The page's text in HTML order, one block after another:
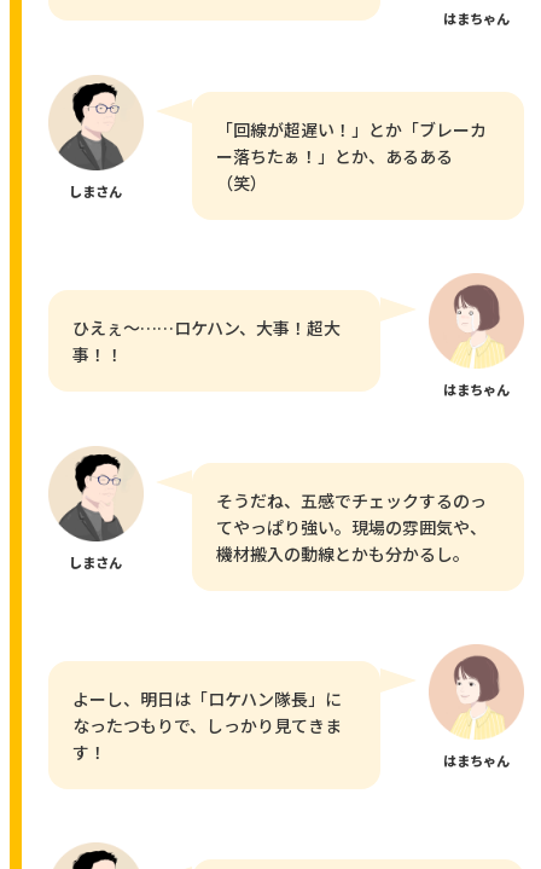
はまちゃん
しまさん
「回線が超遅い！」とか「ブレーカ
ー落ちたぁ！」とか、あるある
（笑）
ひえぇ〜……ロケハン、大事！超大
事！！
はまちゃん
しまさん
そうだね、五感でチェックするのっ
てやっぱり強い。現場の雰囲気や、
機材搬入の動線とかも分かるし。
よーし、明日は「ロケハン隊長」に
なったつもりで、しっかり見てきま
す！
はまちゃん